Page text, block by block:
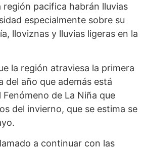
región pacifica habrán lluvias
especialmente sobre su
lloviznas y lluvias ligeras en la
la región atraviesa la primera
del año que además está
de La Niña que
del invierno, que se estima se
a continuar con las